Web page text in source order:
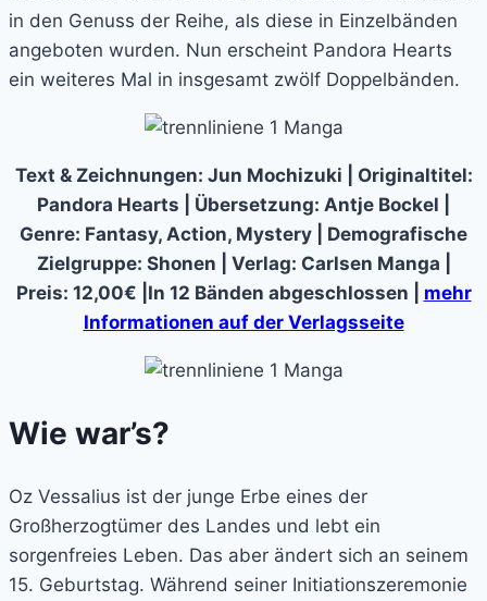
in den Genuss der Reihe, als diese in Einzelbänden
angeboten wurden. Nun erscheint Pandora Hearts
ein weiteres Mal in insgesamt zwölf Doppelbänden.
Text & Zeichnungen: Jun Mochizuki | Originaltitel:
Pandora Hearts | Übersetzung: Antje Bockel |
Genre: Fantasy, Action, Mystery | Demografische
Zielgruppe: Shonen | Verlag: Carlsen Manga |
Preis: 12,00€ |In 12 Bänden abgeschlossen | mehr
Informationen auf der Verlagsseite
Wie war’s?
Oz Vessalius ist der junge Erbe eines der
Großherzogtümer des Landes und lebt ein
sorgenfreies Leben. Das aber ändert sich an seinem
15. Geburtstag. Während seiner Initiationszeremonie